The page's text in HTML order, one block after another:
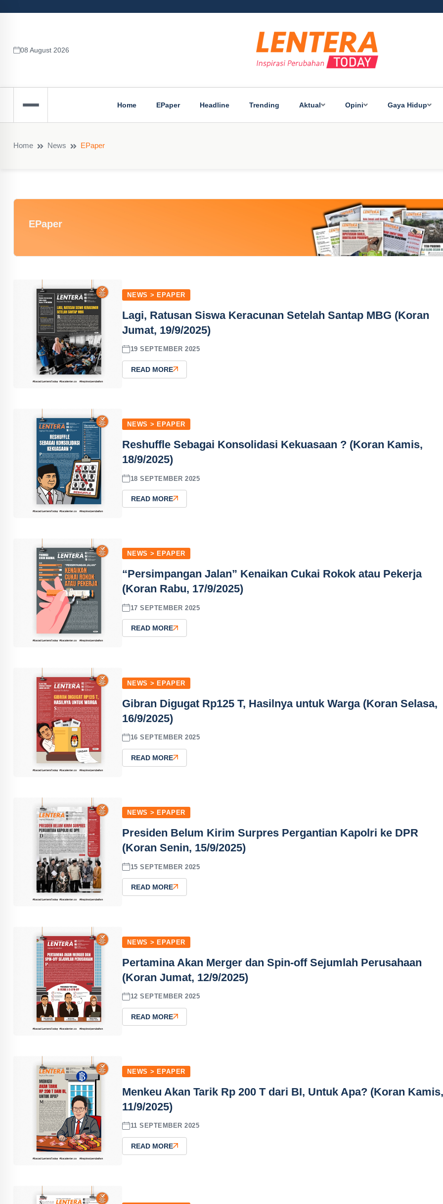
08 August 2026
Home EPaper Headline Trending Aktual Opini Gaya Hidup
Home News EPaper
EPaper
NEWS > EPAPER
Lagi, Ratusan Siswa Keracunan Setelah Santap MBG (Koran
Jumat, 19/9/2025)
19 SEPTEMBER 2025
READ MORE
NEWS > EPAPER
Reshuffle Sebagai Konsolidasi Kekuasaan ? (Koran Kamis,
18/9/2025)
18 SEPTEMBER 2025
READ MORE
NEWS > EPAPER
“Persimpangan Jalan” Kenaikan Cukai Rokok atau Pekerja
(Koran Rabu, 17/9/2025)
17 SEPTEMBER 2025
READ MORE
NEWS > EPAPER
Gibran Digugat Rp125 T, Hasilnya untuk Warga (Koran Selasa,
16/9/2025)
16 SEPTEMBER 2025
READ MORE
NEWS > EPAPER
Presiden Belum Kirim Surpres Pergantian Kapolri ke DPR
(Koran Senin, 15/9/2025)
15 SEPTEMBER 2025
READ MORE
NEWS > EPAPER
Pertamina Akan Merger dan Spin-off Sejumlah Perusahaan
(Koran Jumat, 12/9/2025)
12 SEPTEMBER 2025
READ MORE
NEWS > EPAPER
Menkeu Akan Tarik Rp 200 T dari BI, Untuk Apa? (Koran Kamis,
11/9/2025)
11 SEPTEMBER 2025
READ MORE